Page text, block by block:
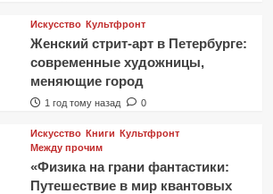
Искусство Культфронт
Женский стрит-арт в Петербурге:
современные художницы,
меняющие город
1 год тому назад 0
Искусство Книги Культфронт
Между прочим
«Физика на грани фантастики:
Путешествие в мир квантовых